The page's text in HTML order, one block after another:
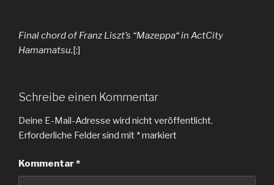
Final chord of Franz Liszt’s “Mazeppa“ in ActCity
Hamamatsu.[:]
Schreibe einen Kommentar
Deine E-Mail-Adresse wird nicht veröffentlicht.
Erforderliche Felder sind mit *markiert
Kommentar*